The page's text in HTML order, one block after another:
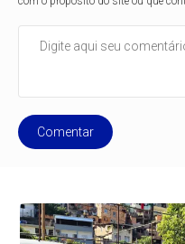
Comentar